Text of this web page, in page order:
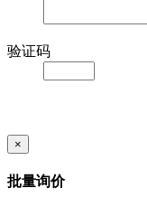
验证码
×
批量询价